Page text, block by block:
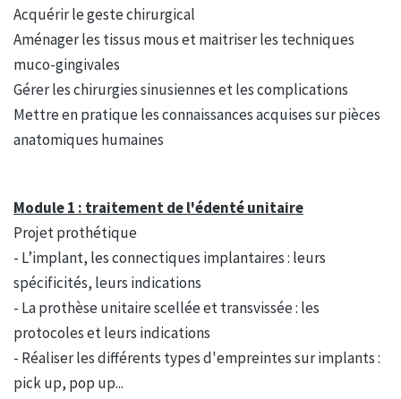
Acquérir le geste chirurgical
Aménager les tissus mous et maitriser les techniques
muco-gingivales
Gérer les chirurgies sinusiennes et les complications
Mettre en pratique les connaissances acquises sur pièces
anatomiques humaines
Module 1 : traitement de l'édenté unitaire
Projet prothétique
- L’implant, les connectiques implantaires : leurs
spécificités, leurs indications
- La prothèse unitaire scellée et transvissée : les
protocoles et leurs indications
- Réaliser les différents types d'empreintes sur implants :
pick up, pop up...